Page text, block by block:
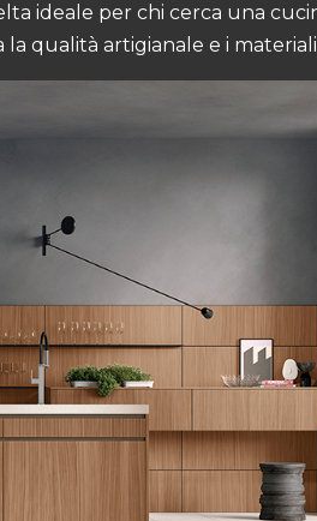
ideale per chi cerca una
qualità artigianale e i